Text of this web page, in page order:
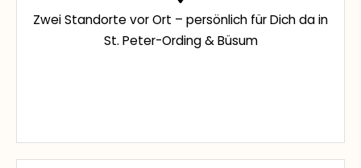
Zwei Standorte vor Ort – persönlich für Dich da in
St. Peter-Ording & Büsum